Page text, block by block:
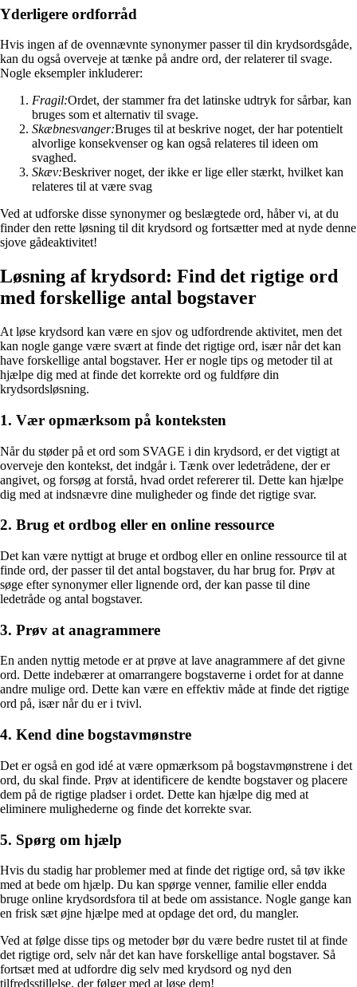
Yderligere ordforråd
Hvis ingen af de ovennævnte synonymer passer til din krydsordsgåde,
kan du også overveje at tænke på andre ord, der relaterer til svage.
Nogle eksempler inkluderer:
Fragil:Ordet, der stammer fra det latinske udtryk for sårbar, kan
bruges som et alternativ til svage.
Skæbnesvanger:Bruges til at beskrive noget, der har potentielt
alvorlige konsekvenser og kan også relateres til ideen om
svaghed.
Skæv:Beskriver noget, der ikke er lige eller stærkt, hvilket kan
relateres til at være svag
Ved at udforske disse synonymer og beslægtede ord, håber vi, at du
finder den rette løsning til dit krydsord og fortsætter med at nyde denne
sjove gådeaktivitet!
Løsning af krydsord: Find det rigtige ord
med forskellige antal bogstaver
At løse krydsord kan være en sjov og udfordrende aktivitet, men det
kan nogle gange være svært at finde det rigtige ord, især når det kan
have forskellige antal bogstaver. Her er nogle tips og metoder til at
hjælpe dig med at finde det korrekte ord og fuldføre din
krydsordsløsning.
1. Vær opmærksom på konteksten
Når du støder på et ord som SVAGE i din krydsord, er det vigtigt at
overveje den kontekst, det indgår i. Tænk over ledetrådene, der er
angivet, og forsøg at forstå, hvad ordet refererer til. Dette kan hjælpe
dig med at indsnævre dine muligheder og finde det rigtige svar.
2. Brug et ordbog eller en online ressource
Det kan være nyttigt at bruge et ordbog eller en online ressource til at
finde ord, der passer til det antal bogstaver, du har brug for. Prøv at
søge efter synonymer eller lignende ord, der kan passe til dine
ledetråde og antal bogstaver.
3. Prøv at anagrammere
En anden nyttig metode er at prøve at lave anagrammere af det givne
ord. Dette indebærer at omarrangere bogstaverne i ordet for at danne
andre mulige ord. Dette kan være en effektiv måde at finde det rigtige
ord på, især når du er i tvivl.
4. Kend dine bogstavmønstre
Det er også en god idé at være opmærksom på bogstavmønstrene i det
ord, du skal finde. Prøv at identificere de kendte bogstaver og placere
dem på de rigtige pladser i ordet. Dette kan hjælpe dig med at
eliminere mulighederne og finde det korrekte svar.
5. Spørg om hjælp
Hvis du stadig har problemer med at finde det rigtige ord, så tøv ikke
med at bede om hjælp. Du kan spørge venner, familie eller endda
bruge online krydsordsfora til at bede om assistance. Nogle gange kan
en frisk sæt øjne hjælpe med at opdage det ord, du mangler.
Ved at følge disse tips og metoder bør du være bedre rustet til at finde
det rigtige ord, selv når det kan have forskellige antal bogstaver. Så
fortsæt med at udfordre dig selv med krydsord og nyd den
tilfredsstillelse, der følger med at løse dem!